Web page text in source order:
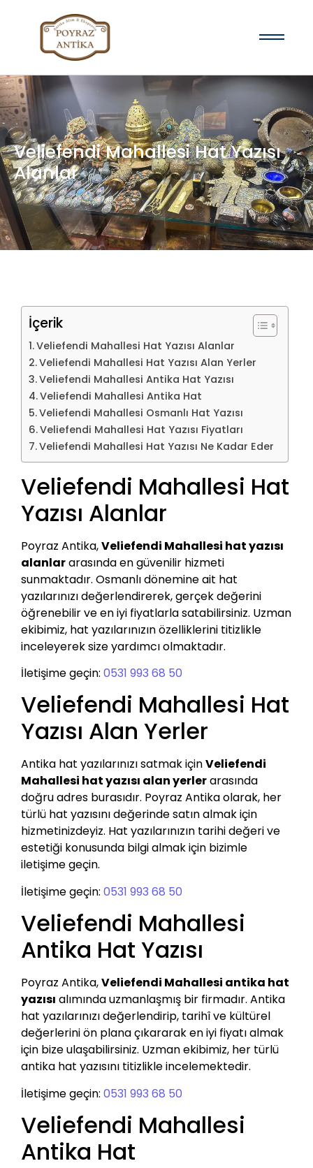
Veliefendi Mahallesi Hat Yazısı
Alanlar
İçerik
Veliefendi Mahallesi Hat Yazısı Alanlar
Veliefendi Mahallesi Hat Yazısı Alan Yerler
Veliefendi Mahallesi Antika Hat Yazısı
Veliefendi Mahallesi Antika Hat
Veliefendi Mahallesi Osmanlı Hat Yazısı
Veliefendi Mahallesi Hat Yazısı Fiyatları
Veliefendi Mahallesi Hat Yazısı Ne Kadar Eder
Veliefendi Mahallesi Hat
Yazısı Alanlar
Poyraz Antika,Veliefendi Mahallesi hat yazısı
alanlararasında en güvenilir hizmeti
sunmaktadır. Osmanlı dönemine ait hat
yazılarınızı değerlendirerek, gerçek değerini
öğrenebilir ve en iyi fiyatlarla satabilirsiniz. Uzman
ekibimiz, hat yazılarınızın özelliklerini titizlikle
inceleyerek size yardımcı olmaktadır.
İletişime geçin: 0531 993 68 50
Veliefendi Mahallesi Hat
Yazısı Alan Yerler
Antika hat yazılarınızı satmak içinVeliefendi
Mahallesi hat yazısı alan yerlerarasında
doğru adres burasıdır. Poyraz Antika olarak, her
türlü hat yazısını değerinde satın almak için
hizmetinizdeyiz. Hat yazılarınızın tarihi değeri ve
estetiği konusunda bilgi almak için bizimle
iletişime geçin.
İletişime geçin: 0531 993 68 50
Veliefendi Mahallesi
Antika Hat Yazısı
Poyraz Antika,Veliefendi Mahallesi antika hat
yazısı alımında uzmanlaşmış bir firmadır. Antika
hat yazılarınızı değerlendirip, tarihî ve kültürel
değerlerini ön plana çıkararak en iyi fiyatı almak
için bize ulaşabilirsiniz. Uzman ekibimiz, her türlü
antika hat yazısını titizlikle incelemektedir.
İletişime geçin: 0531 993 68 50
Veliefendi Mahallesi
Antika Hat